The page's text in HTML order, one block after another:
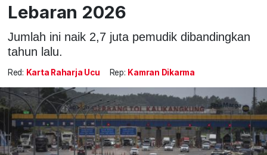
Lebaran 2026
Jumlah ini naik 2,7 juta pemudik dibandingkan
tahun lalu.
Red: Karta Raharja Ucu Rep: Kamran Dikarma